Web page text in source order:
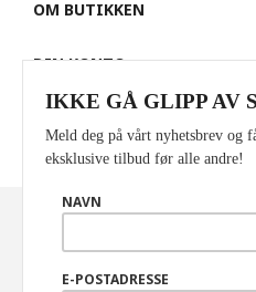
OM BUTIKKEN
DIN KONTO
FRAKT KJØPSBETINGELSER
IKKE GÅ GLIPP AV
Meld deg på vårt nyhetsbrev og
eksklusive tilbud før alle andre!
NAVN
E-POSTADRESSE